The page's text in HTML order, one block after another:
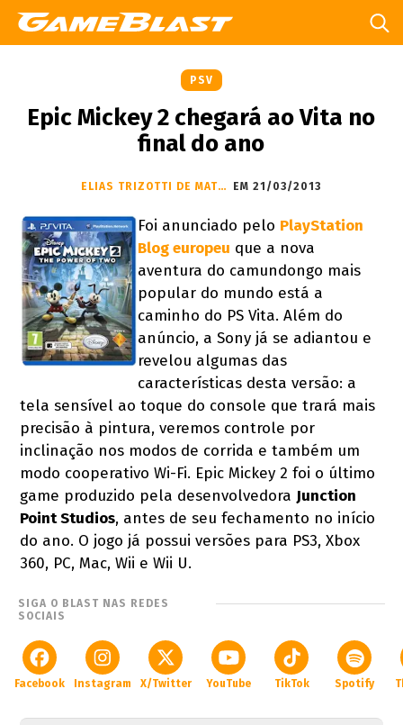
PSV
Epic Mickey 2 chegará ao Vita no
final do ano
ELIAS TRIZOTTI DE MATTOS JUNIOR EM 21/03/2013
Foi anunciado pelo PlayStation
Blog europeu que a nova
aventura do camundongo mais
popular do mundo está a
caminho do PS Vita. Além do
anúncio, a Sony já se adiantou e
revelou algumas das
características desta versão: a
tela sensível ao toque do console que trará mais
precisão à pintura, veremos controle por
inclinação nos modos de corrida e também um
modo cooperativo Wi-Fi. Epic Mickey 2 foi o último
game produzido pela desenvolvedora Junction
Point Studios, antes de seu fechamento no início
do ano. O jogo já possui versões para PS3, Xbox
360, PC, Mac, Wii e Wii U.
SIGA O BLAST NAS REDES
SOCIAIS
Facebook Instagram X/Twitter YouTube TikTok Spotify